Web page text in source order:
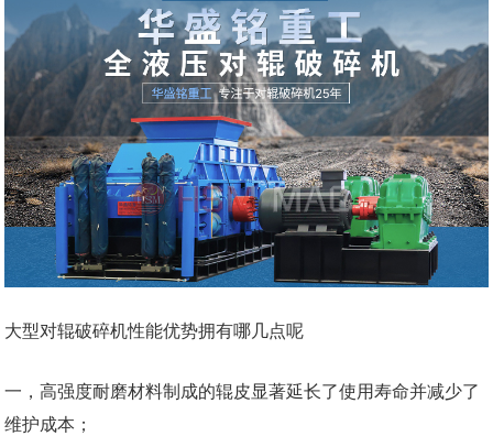
大型对辊破碎机性能优势拥有哪几点呢
一，高强度耐磨材料制成的辊皮显著延长了使用寿命并减少了
维护成本；